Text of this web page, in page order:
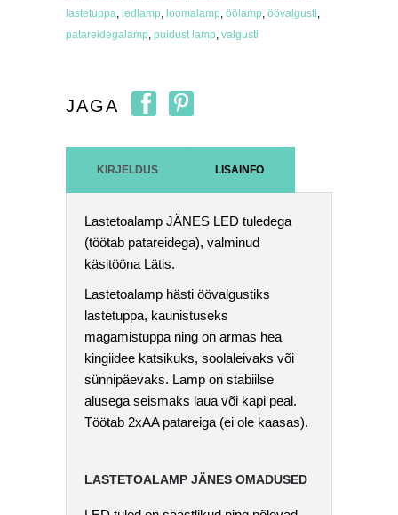
lastetuppa ledlamp loomalamp öölamp öövalgusti
patareidegalamp puidust lamp valgusti
JAGA
KIRJELDUS LISAINFO
Lastetoalamp JÄNES LED tuledega
(töötab patareidega), valminud
käsitööna Lätis.
Lastetoalamp hästi öövalgustiks
lastetuppa, kaunistuseks
magamistuppa ning on armas hea
kingiidee katsikuks, soolaleivaks või
sünnipäevaks. Lamp on stabiilse
alusega seismaks laua või kapi peal.
Töötab 2xAA patareiga (ei ole kaasas).
LASTETOALAMP JÄNES OMADUSED